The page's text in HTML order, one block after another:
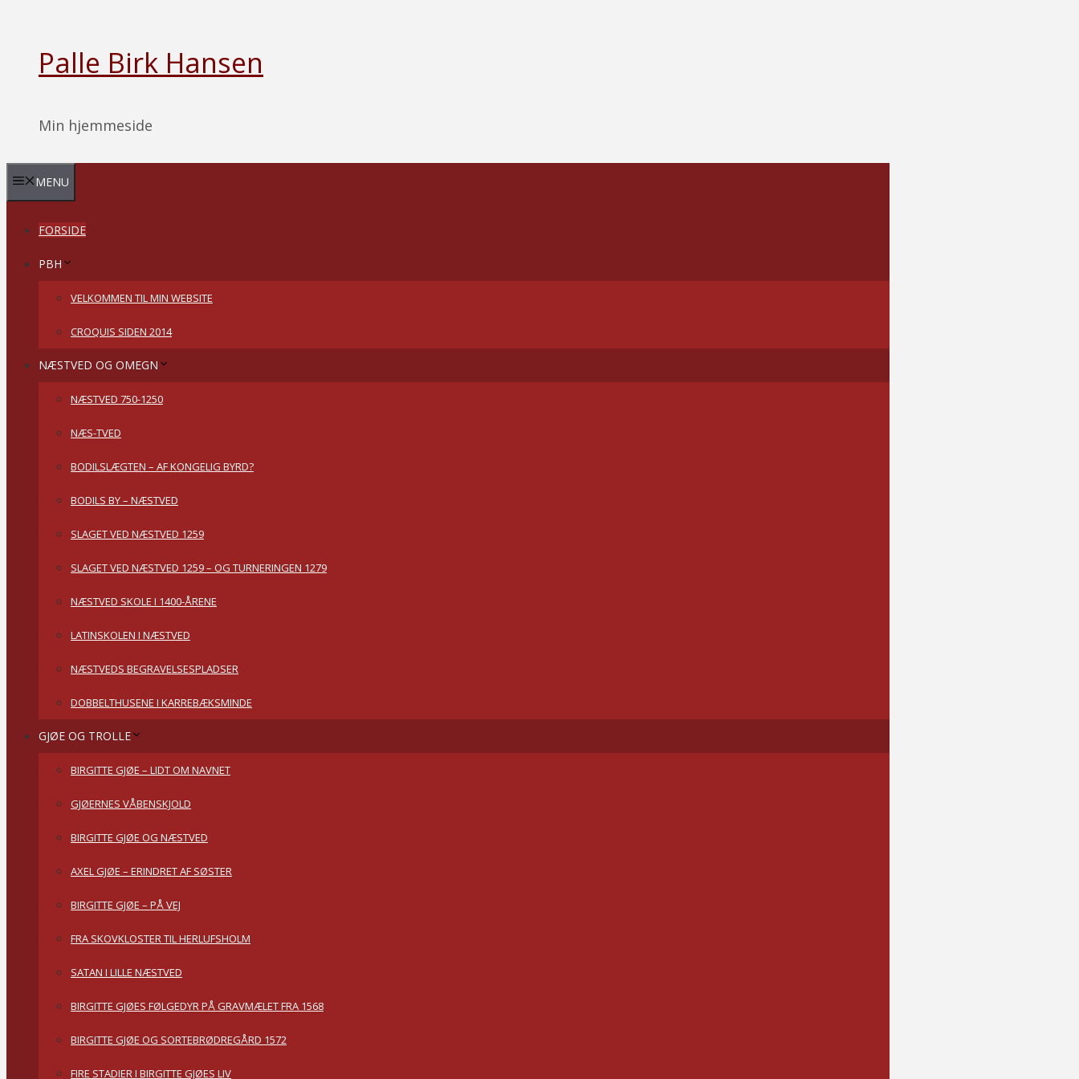
indholdPalle Birk Hansen
Min hjemmeside
MENU
FORSIDE
PBH
VELKOMMEN TIL MIN WEBSITE
CROQUIS SIDEN 2014
NÆSTVED OG OMEGN
NÆSTVED 750-1250
NÆS-TVED
BODILSLÆGTEN – AF KONGELIG BYRD?
BODILS BY – NÆSTVED
SLAGET VED NÆSTVED 1259
SLAGET VED NÆSTVED 1259 – OG TURNERINGEN 1279
NÆSTVED SKOLE I 1400-ÅRENE
LATINSKOLEN I NÆSTVED
NÆSTVEDS BEGRAVELSESPLADSER
DOBBELTHUSENE I KARREBÆKSMINDE
GJØE OG TROLLE
BIRGITTE GJØE – LIDT OM NAVNET
GJØERNES VÅBENSKJOLD
BIRGITTE GJØE OG NÆSTVED
AXEL GJØE – ERINDRET AF SØSTER
BIRGITTE GJØE – PÅ VEJ
FRA SKOVKLOSTER TIL HERLUFSHOLM
SATAN I LILLE NÆSTVED
BIRGITTE GJØES FØLGEDYR PÅ GRAVMÆLET FRA 1568
BIRGITTE GJØE OG SORTEBRØDREGÅRD 1572
FIRE STADIER I BIRGITTE GJØES LIV